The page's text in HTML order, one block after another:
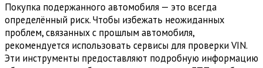
Покупка подержанного автомобиля — это всегда
определённый риск. Чтобы избежать неожиданных
проблем, связанных с прошлым автомобиля,
рекомендуется использовать сервисы для проверки VIN.
Эти инструменты предоставляют подробную информацию